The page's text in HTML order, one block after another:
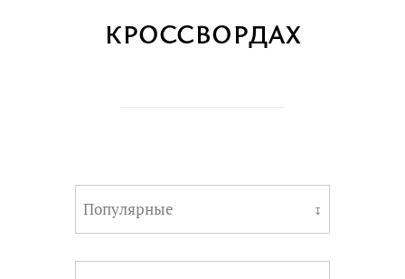
кроссвордах
Популярные ↧